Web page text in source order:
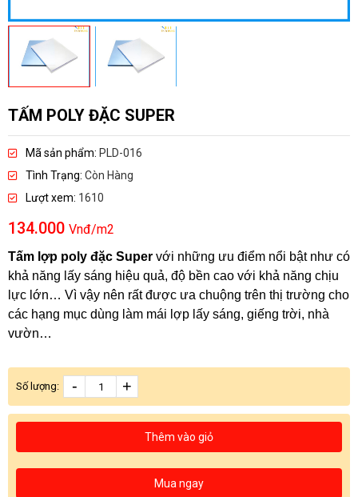
TẤM POLY ĐẶC SUPER
Mã sản phẩm: PLD-016
Tình Trạng: Còn Hàng
Lượt xem: 1610
134.000 Vnđ/m2
Tấm lợp poly đặc Super với những ưu điểm nổi bật như có
khả năng lấy sáng hiệu quả, độ bền cao với khả năng chịu
lực lớn… Vì vậy nên rất được ưa chuộng trên thị trường cho
các hạng mục dùng làm mái lợp lấy sáng, giếng trời, nhà
vườn…
Số lượng: - +
Thêm vào giỏ
Mua ngay